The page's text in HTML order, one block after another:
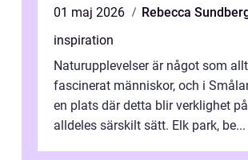
01 maj 2026
Rebecca
inspiration
Naturupplevelser är något som
fascinerat människor, och i
en plats där detta blir verklighet
alldeles särskilt sätt. Elk park, be...